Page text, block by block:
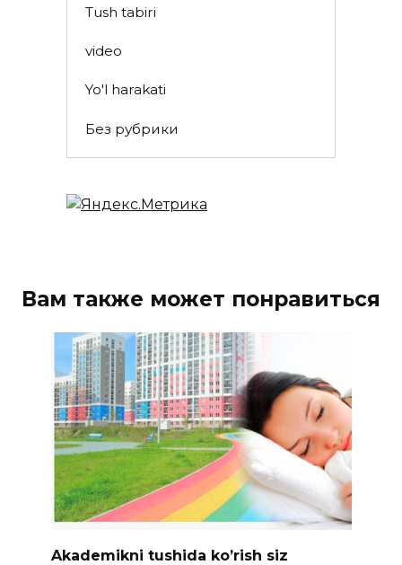
Tush tabiri
video
Yo'l harakati
Без рубрики
Вам также может понравиться
Akademikni tushida ko’rish siz